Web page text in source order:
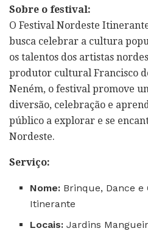
Sobre o festival:
O Festival Nordeste
busca celebrar a cultura
os talentos dos artistas
produtor cultural Francisco
Neném, o festival promove
diversão, celebração e
público a explorar e se
Nordeste.
Serviço:
Nome: Brinque, Dance e
Itinerante
Locais: Jardins